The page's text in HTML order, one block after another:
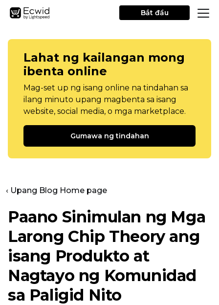
Bắt đầu
Lahat ng kailangan mong
ibenta online
Mag-set up ng isang online na tindahan sa
ilang minuto upang magbenta sa isang
website, social media, o mga marketplace.
Gumawa ng tindahan
‹ Upang Blog Home page
Paano Sinimulan ng Mga
Larong Chip Theory ang
isang Produkto at
Nagtayo ng Komunidad
sa Paligid Nito